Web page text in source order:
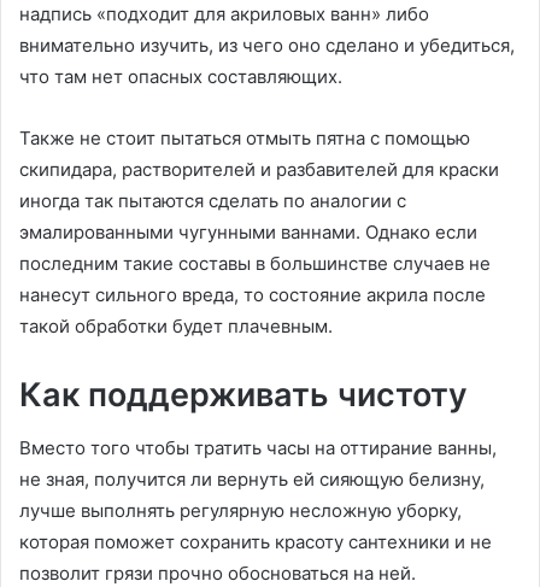
надпись «подходит для акриловых ванн» либо
внимательно изучить, из чего оно сделано и убедиться,
что там нет опасных составляющих.
Также не стоит пытаться отмыть пятна с помощью
скипидара, растворителей и разбавителей для краски
иногда так пытаются сделать по аналогии с
эмалированными чугунными ваннами. Однако если
последним такие составы в большинстве случаев не
нанесут сильного вреда, то состояние акрила после
такой обработки будет плачевным.
Как поддерживать чистоту
Вместо того чтобы тратить часы на оттирание ванны,
не зная, получится ли вернуть ей сияющую белизну,
лучше выполнять регулярную несложную уборку,
которая поможет сохранить красоту сантехники и не
позволит грязи прочно обосноваться на ней.